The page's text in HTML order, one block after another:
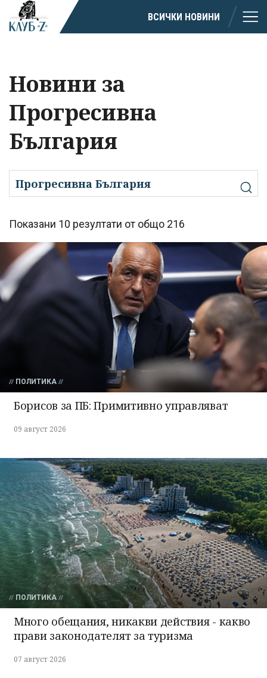
ВСИЧКИ НОВИНИ
Новини за
Прогресивна
България
Показани 10 резултати от общо 216
ПОЛИТИКА
Борисов за ПБ: Примитивно управляват
09 август 2026
ПОЛИТИКА
Много обещания, никакви действия - какво
прави законодателят за туризма
07 август 2026